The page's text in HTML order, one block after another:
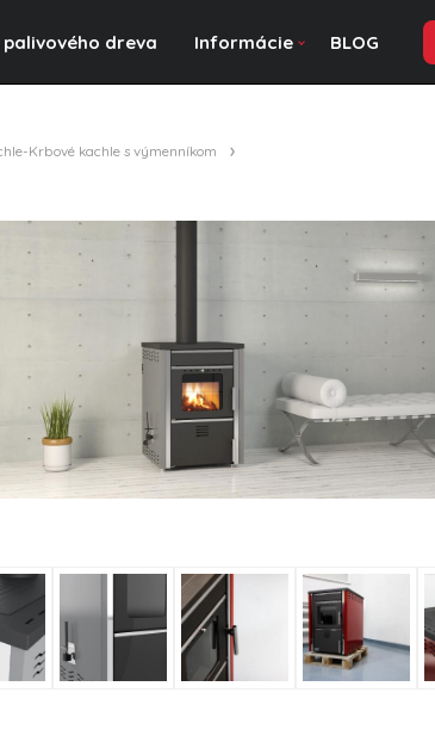
dreva Informácie BLOG
Krbové kachle s výmenníkom